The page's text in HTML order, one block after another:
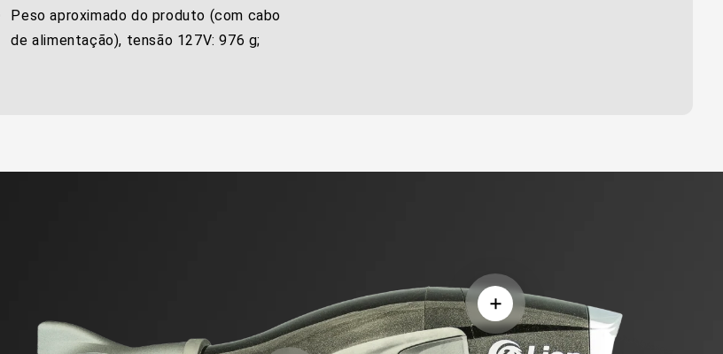
Peso aproximado do produto (com cabo
de alimentação), tensão 127V: 976 g;